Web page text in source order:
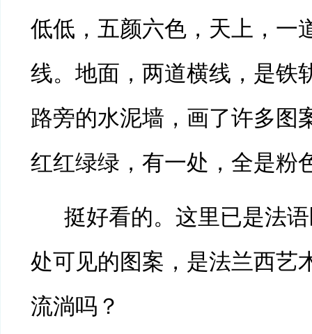
低低，五颜六色，天上，一
线。地面，两道横线，是铁
路旁的水泥墙，画了许多图
红红绿绿，有一处，全是粉
挺好看的。这里已是法
处可见的图案，是法兰西艺
流淌吗？